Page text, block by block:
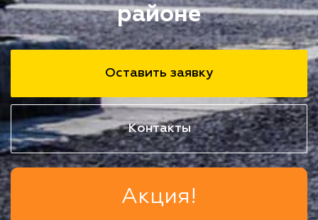
районе
Оставить заявку
Контакты
Акция!